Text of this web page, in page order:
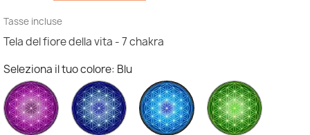
(3 recensioni)
Tasse incluse
Tela del fiore della vita - 7 chakra
Seleziona il tuo colore: Blu
Viola Indigo